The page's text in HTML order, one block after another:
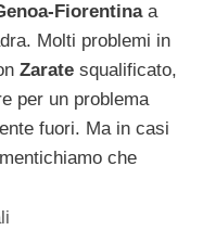
Fiorentinaa
Molti problemi in
Zarate squalificato,
per un problema
fuori. Ma in casi
che